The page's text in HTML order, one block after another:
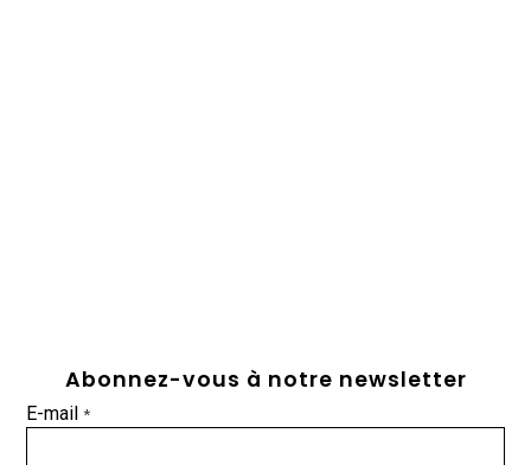
Abonnez-vous à notre newsletter
E-mail*